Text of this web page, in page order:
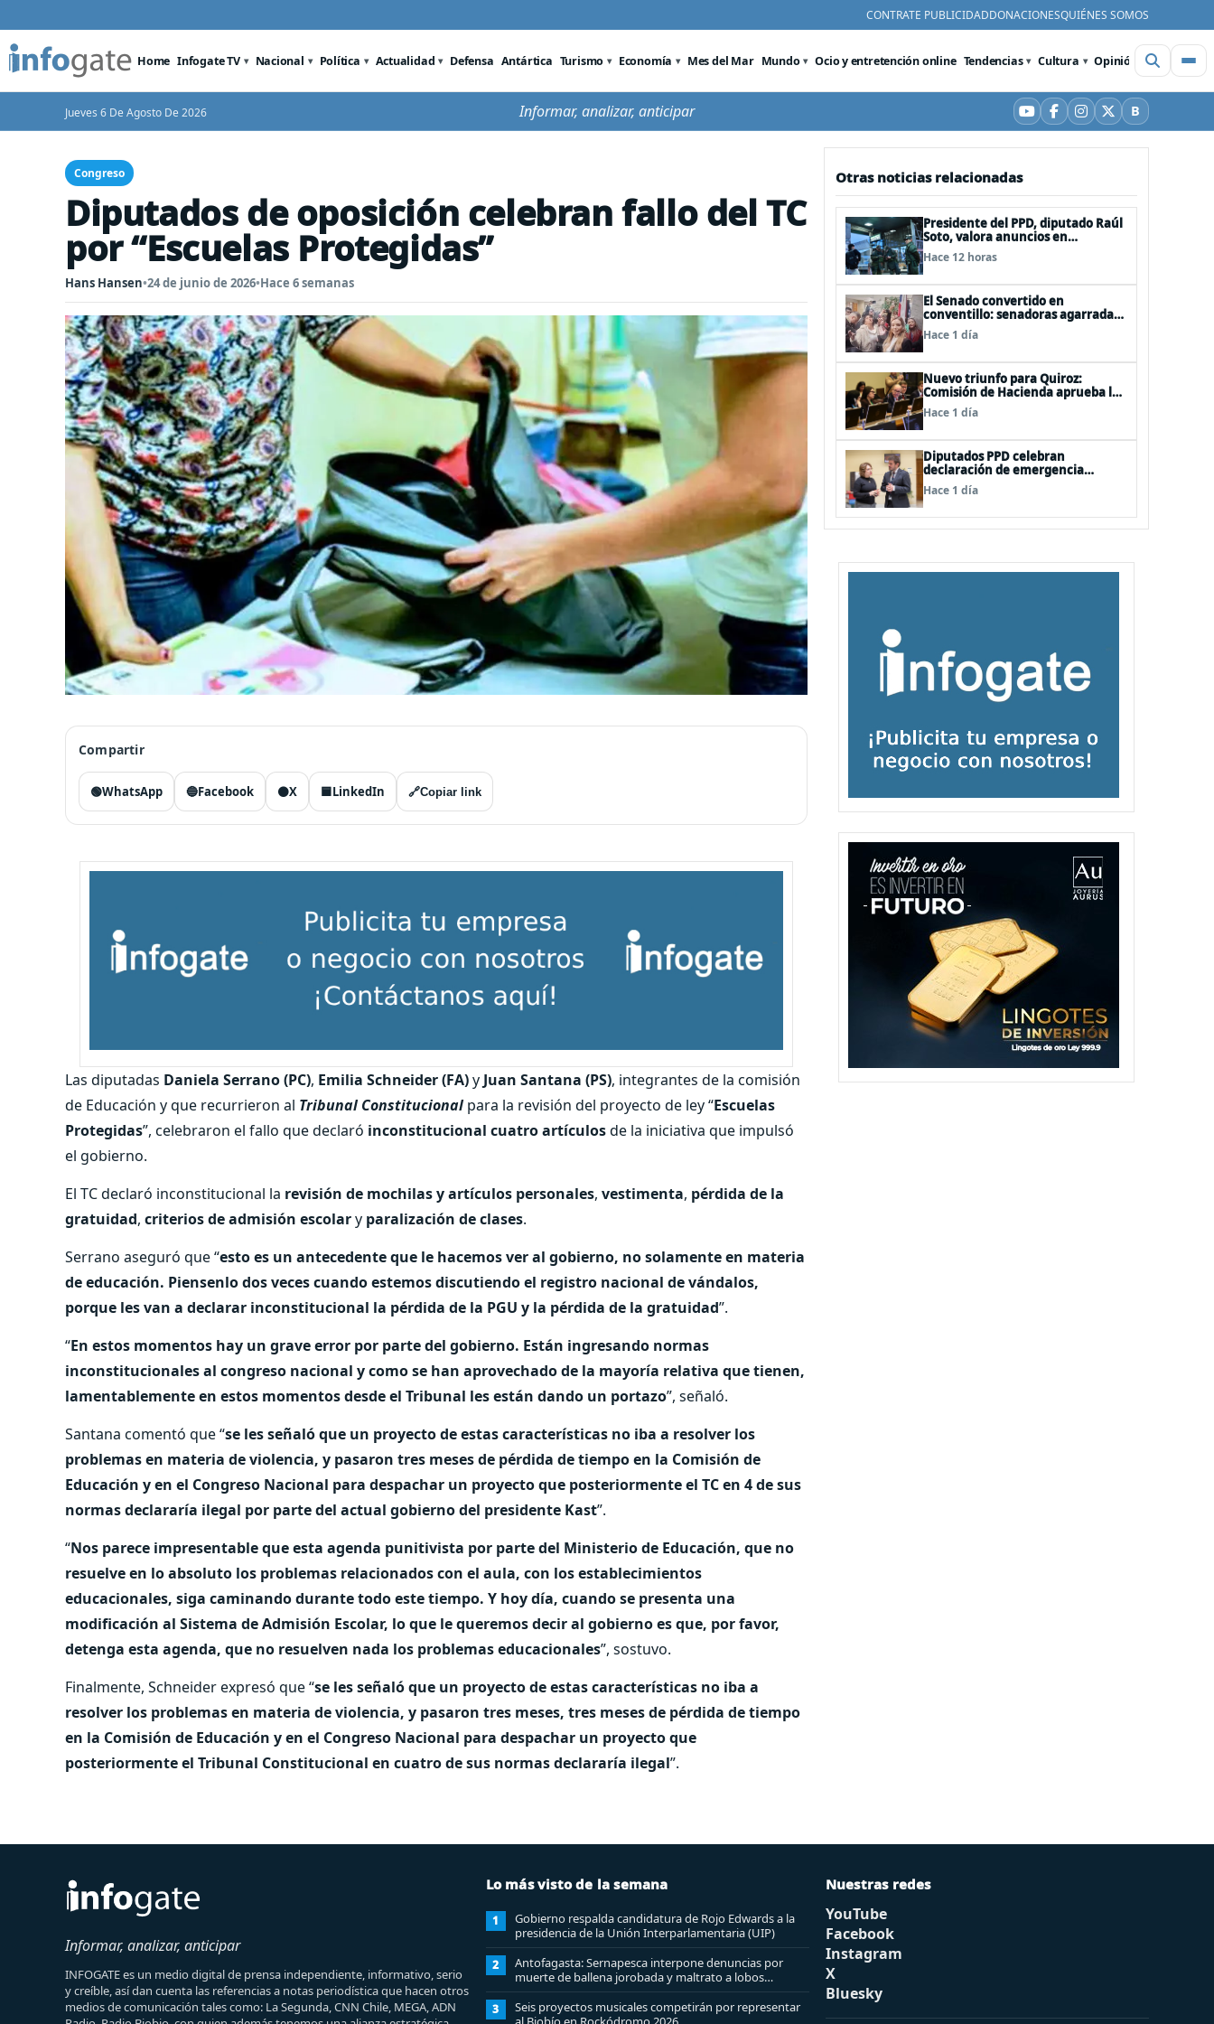
CONTRATE PUBLICIDADDONACIONESQUIÉNES SOMOS
Home Infogate TV Nacional Política Actualidad Defensa Antártica Turismo Economía Mes del Mar Mundo Ocio y entretención online Tendencias Cultura Opinión Videos
Jueves 6 De Agosto De 2026 Informar, analizar, anticipar YouTube
Facebook
Instagram
X BBluesky
Congreso
Diputados de oposición celebran fallo del TC
por “Escuelas Protegidas”
Hans Hansen•24 de junio de 2026•Hace 6 semanas
Compartir
🟢WhatsApp 🔵Facebook ⚫X 🟦LinkedIn 🔗Copiar link
Las diputadas Daniela Serrano (PC), Emilia Schneider (FA)y Juan Santana (PS), integrantes de la comisión
de Educación y que recurrieron al Tribunal Constitucionalpara la revisión del proyecto de ley “Escuelas
Protegidas”, celebraron el fallo que declaró inconstitucional cuatro artículosde la iniciativa que impulsó
el gobierno.
El TC declaró inconstitucional la revisión de mochilas y artículos personales, vestimenta, pérdida de la
gratuidad, criterios de admisión escolary paralización de clases.
Serrano aseguró que “esto es un antecedente que le hacemos ver al gobierno, no solamente en materia
de educación. Piensenlo dos veces cuando estemos discutiendo el registro nacional de vándalos,
porque les van a declarar inconstitucional la pérdida de la PGU y la pérdida de la gratuidad”.
“En estos momentos hay un grave error por parte del gobierno. Están ingresando normas
inconstitucionales al congreso nacional y como se han aprovechado de la mayoría relativa que tienen,
lamentablemente en estos momentos desde el Tribunal les están dando un portazo”, señaló.
Santana comentó que “se les señaló que un proyecto de estas características no iba a resolver los
problemas en materia de violencia, y pasaron tres meses de pérdida de tiempo en la Comisión de
Educación y en el Congreso Nacional para despachar un proyecto que posteriormente el TC en 4 de sus
normas declararía ilegal por parte del actual gobierno del presidente Kast”.
“Nos parece impresentable que esta agenda punitivista por parte del Ministerio de Educación, que no
resuelve en lo absoluto los problemas relacionados con el aula, con los establecimientos
educacionales, siga caminando durante todo este tiempo. Y hoy día, cuando se presenta una
modificación al Sistema de Admisión Escolar, lo que le queremos decir al gobierno es que, por favor,
detenga esta agenda, que no resuelven nada los problemas educacionales”, sostuvo.
Finalmente, Schneider expresó que “se les señaló que un proyecto de estas características no iba a
resolver los problemas en materia de violencia, y pasaron tres meses, tres meses de pérdida de tiempo
en la Comisión de Educación y en el Congreso Nacional para despachar un proyecto que
posteriormente el Tribunal Constitucional en cuatro de sus normas declararía ilegal”.
Otras noticias relacionadas
Presidente del PPD, diputado Raúl
Soto, valora anuncios en
seguridad pero advierte ausencia
clave: alzamiento del secreto
Hace 12 horas
El Senado convertido en
conventillo: senadoras agarradas
de las mechas
Hace 1 día
Nuevo triunfo para Quiroz:
Comisión de Hacienda aprueba los
vetos a la Megarreforma
Hace 1 día
Diputados PPD celebran
declaración de emergencia
agrícola a La Araucanía y piden
agilizar ayudas económicas a
Hace 1 día
Informar, analizar, anticipar
INFOGATE es un medio digital de prensa independiente, informativo, serio
y creíble, así dan cuenta las referencias a notas periodística que hacen otros
medios de comunicación tales como: La Segunda, CNN Chile, MEGA, ADN
Lo más visto de la semana
1
Gobierno respalda candidatura de Rojo Edwards a la
presidencia de la Unión Interparlamentaria (UIP)
2
Antofagasta: Sernapesca interpone denuncias por
muerte de ballena jorobada y maltrato a lobos
marinos
3
Seis proyectos musicales competirán por representar
Nuestras redes
YouTube
Facebook
Instagram
X
Bluesky